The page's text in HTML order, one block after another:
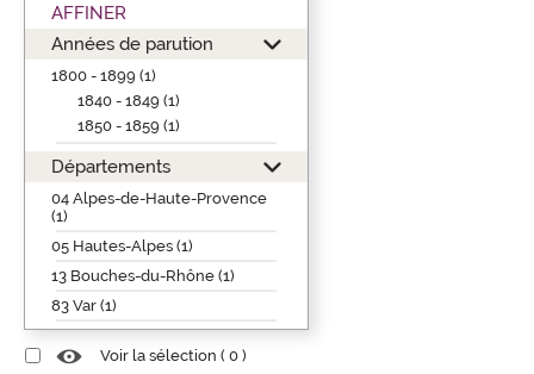
AFFINER
Années de parution
1800 - 1899 (1)
1840 - 1849 (1)
1850 - 1859 (1)
Départements
04 Alpes-de-Haute-Provence
(1)
05 Hautes-Alpes (1)
13 Bouches-du-Rhône (1)
83 Var (1)
Voir la sélection ( 0 )